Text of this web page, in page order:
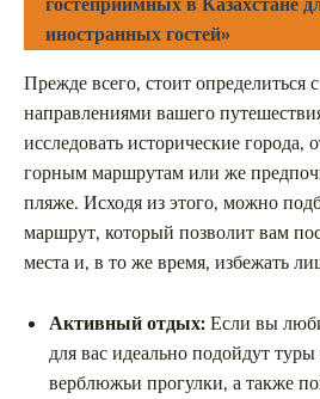
иностранных гостей»
Прежде всего, стоит определиться
направлениями вашего
исследовать исторические города,
горным маршрутам или же
пляже. Исходя из этого, можно
маршрут, который позволит вам
места и, в то же время, избежать
Активный отдых:Если вы
для вас идеально подойдут
верблюжьи прогулки, а также